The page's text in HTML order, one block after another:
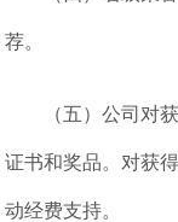
荐。
（五）公司对
证书和奖品。对获
动经费支持。